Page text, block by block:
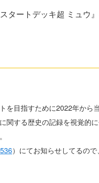
タートデッキ超 ミュウ
を目指すために2022年から
関する歴史の記録を視覚的
）にてお知らせしてるの